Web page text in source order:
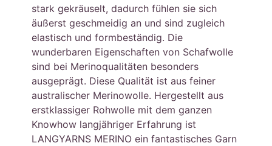
stark gekräuselt, dadurch fühlen sie sich
äußerst geschmeidig an und sind zugleich
elastisch und formbeständig. Die
wunderbaren Eigenschaften von Schafwolle
sind bei Merinoqualitäten besonders
ausgeprägt. Diese Qualität ist aus feiner
australischer Merinowolle. Hergestellt aus
erstklassiger Rohwolle mit dem ganzen
Knowhow langjähriger Erfahrung ist
LANGYARNS MERINO ein fantastisches Garn